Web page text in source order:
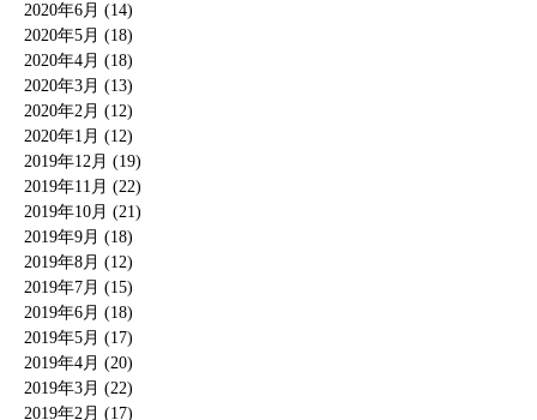
2020年6月 (14)
2020年5月 (18)
2020年4月 (18)
2020年3月 (13)
2020年2月 (12)
2020年1月 (12)
2019年12月 (19)
2019年11月 (22)
2019年10月 (21)
2019年9月 (18)
2019年8月 (12)
2019年7月 (15)
2019年6月 (18)
2019年5月 (17)
2019年4月 (20)
2019年3月 (22)
2019年2月 (17)